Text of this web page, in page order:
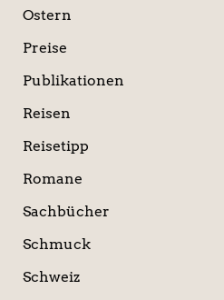
Ostern
Preise
Publikationen
Reisen
Reisetipp
Romane
Sachbücher
Schmuck
Schweiz